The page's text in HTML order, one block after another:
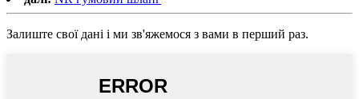
Залиште свої дані і ми зв'яжемося з вами в перший раз.